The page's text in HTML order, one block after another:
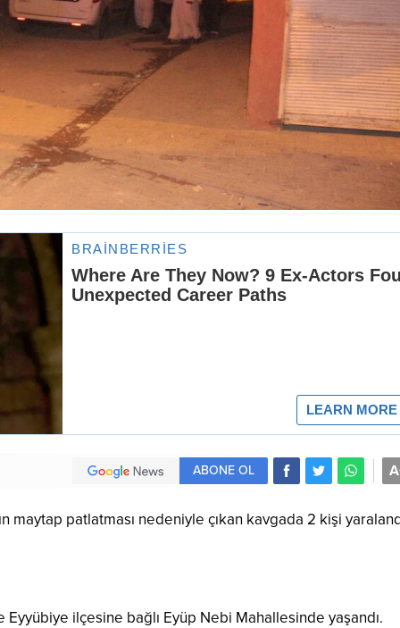
A
ABONE OL
maytap patlatması nedeniyle çıkan kavgada 2 kişi
ilçesine bağlı Eyüp Nebi Mahallesinde yaşandı.